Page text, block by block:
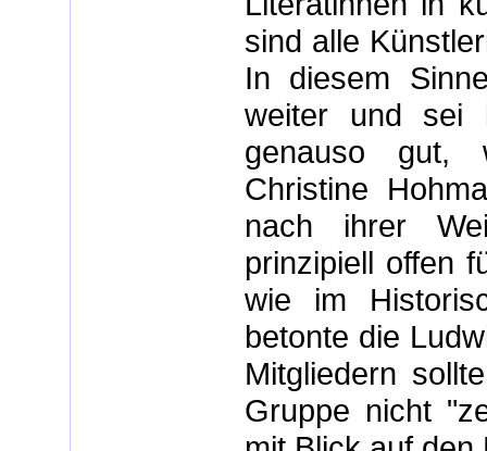
sind alle
In diesem
weiter und sei
genauso gut,
Christine
nach ihrer
prinzipiell offen
wie im
betonte die
Mitgliedern
Gruppe nicht